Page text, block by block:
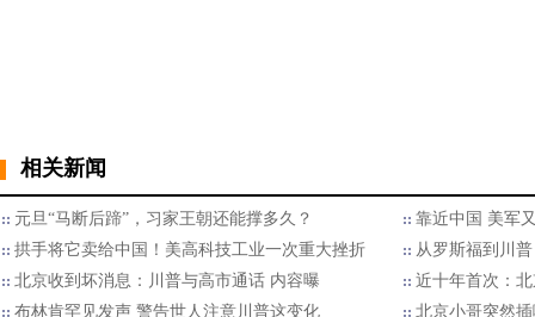
相关新闻
元旦“马断后蹄”，习家王朝还能撑多久？
靠近中国 美军
拱手将它卖给中国！美高科技工业一次重大挫折
从罗斯福到川
北京收到坏消息：川普与高市通话 内容曝
近十年首次：
布林肯罕见发声 警告世人注意川普这变化
北京小哥突然